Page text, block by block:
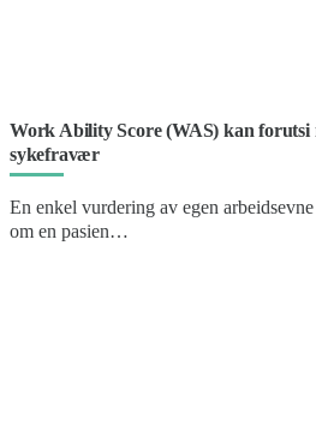
Work Ability Score (WAS) kan
sykefravær
En enkel vurdering av egen
om en pasien…